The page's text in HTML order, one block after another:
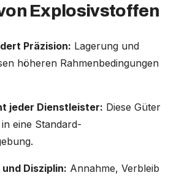
Explosivstoffen
Präzision: Lagerung und
höheren Rahmenbedingungen
jeder Dienstleister: Diese Güter
eine Standard-
Disziplin: Annahme, Verbleib